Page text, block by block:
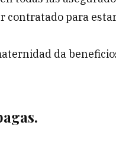
contratado para
da